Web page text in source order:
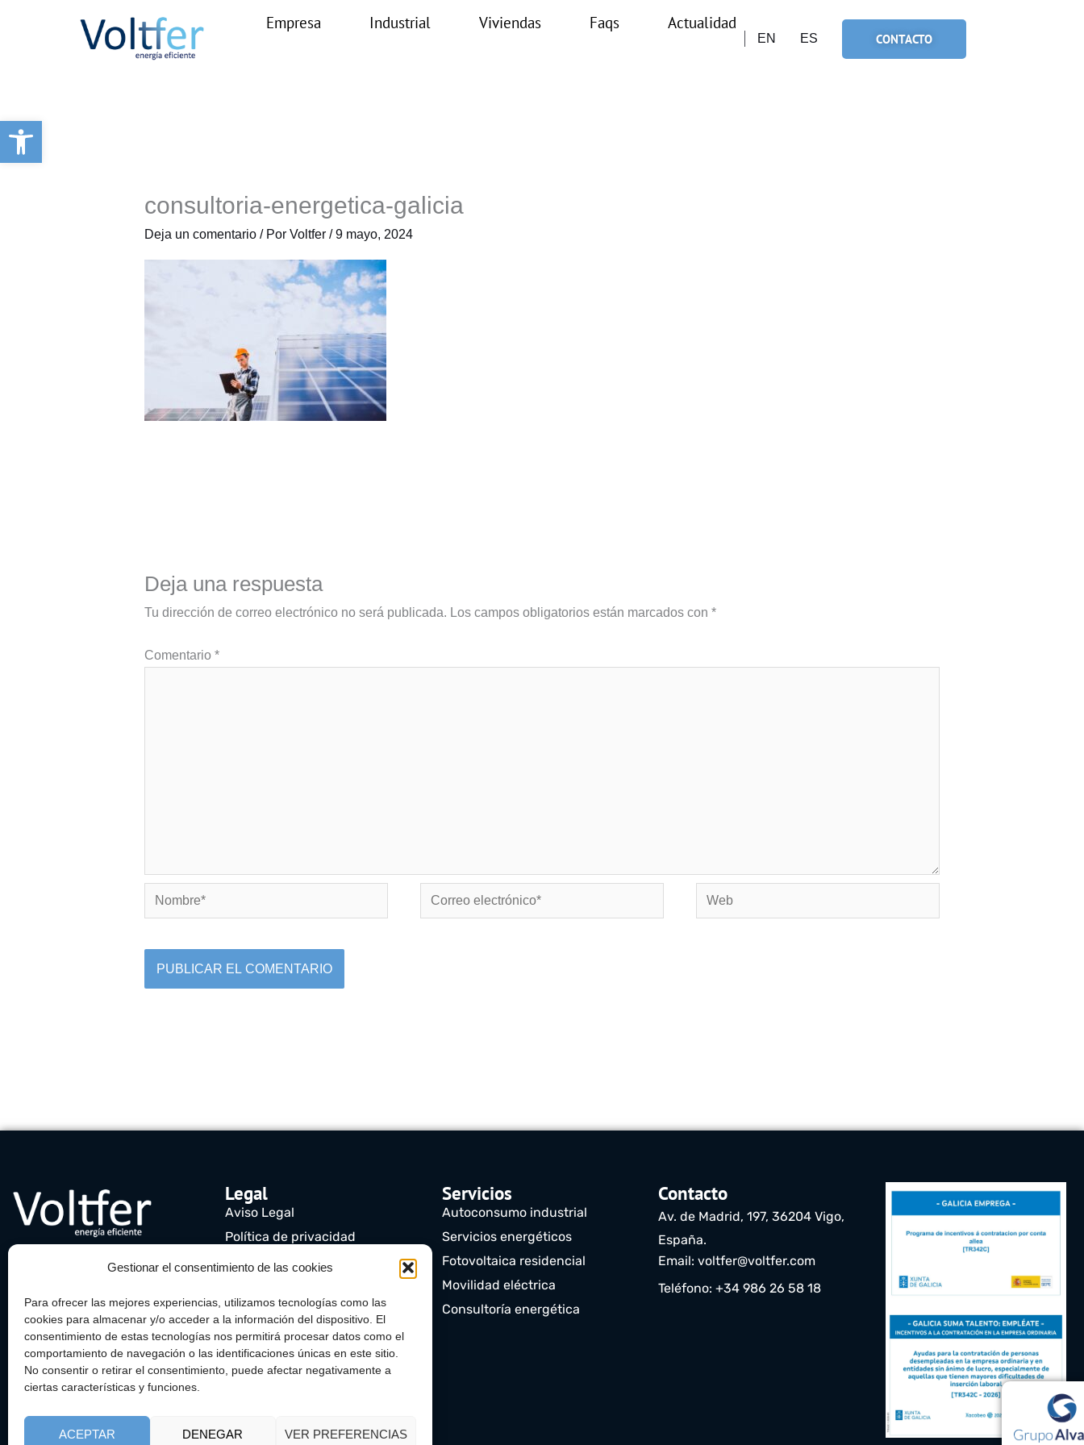
Abrir barra de herramientas
Gestionar el consentimiento de las cookies
Para ofrecer las mejores experiencias, utilizamos tecnologías como las
cookies para almacenar y/o acceder a la información del dispositivo. El
consentimiento de estas tecnologías nos permitirá procesar datos como el
comportamiento de navegación o las identificaciones únicas en este sitio.
No consentir o retirar el consentimiento, puede afectar negativamente a
ciertas características y funciones.
ACEPTAR DENEGAR VER PREFERENCIAS
Empresa Industrial Viviendas Faqs Actualidad
EN ES CONTACTO
consultoria-energetica-galicia
Deja un comentario / Por Voltfer /9 mayo, 2024
Deja una respuesta
Tu dirección de correo electrónico no será publicada. Los campos obligatorios están marcados con *
Comentario *
Nombre*
Correo
electrónico*
Web
Legal
Aviso Legal
Política de privacidad
Política de cookies (UE)
Servicios
Autoconsumo industrial
Servicios energéticos
Fotovoltaica residencial
Movilidad eléctrica
Consultoría energética
Contacto
Av. de Madrid, 197, 36204 Vigo,
España.
Email: voltfer@voltfer.com
Teléfono: +34 986 26 58 18